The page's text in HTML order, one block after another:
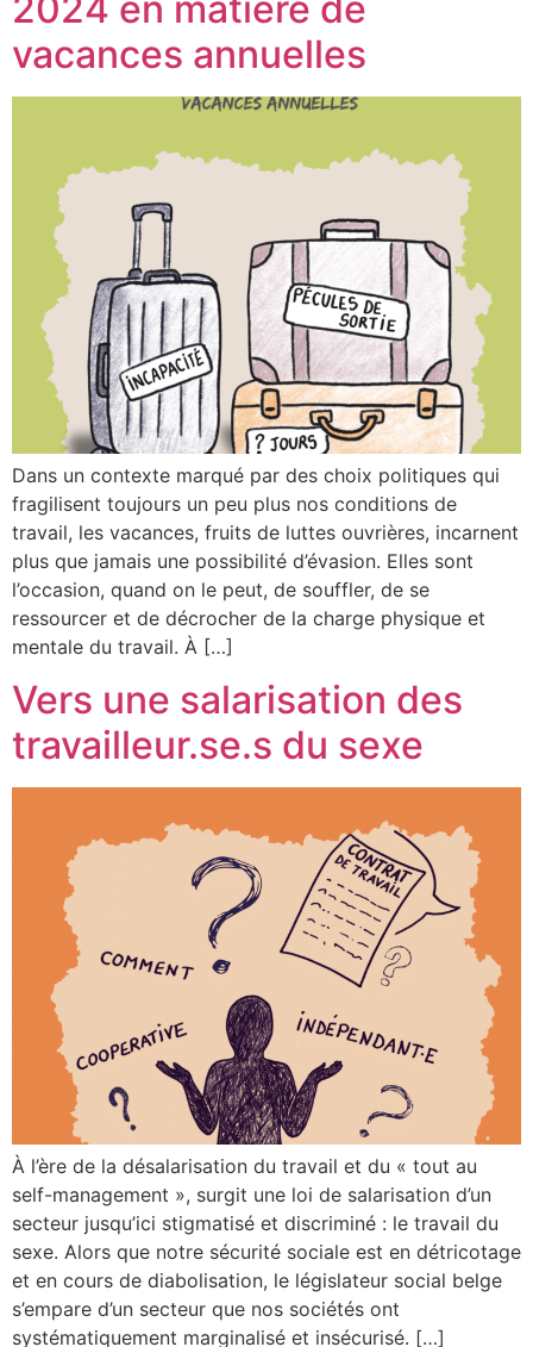
vacances annuelles
Dans un contexte marqué par des choix politiques qui
fragilisent toujours un peu plus nos conditions de
travail, les vacances, fruits de luttes ouvrières, incarnent
plus que jamais une possibilité d’évasion. Elles sont
l’occasion, quand on le peut, de souffler, de se
ressourcer et de décrocher de la charge physique et
mentale du travail. À […]
Vers une salarisation des
travailleur.se.s du sexe
À l’ère de la désalarisation du travail et du « tout au
self-management », surgit une loi de salarisation d’un
secteur jusqu’ici stigmatisé et discriminé : le travail du
sexe. Alors que notre sécurité sociale est en détricotage
et en cours de diabolisation, le législateur social belge
s’empare d’un secteur que nos sociétés ont
systématiquement marginalisé et insécurisé. […]